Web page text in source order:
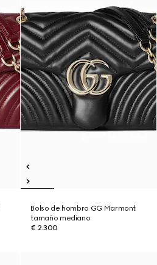
Bolso de hombro GG Marmont
tamaño mediano
€ 2.300